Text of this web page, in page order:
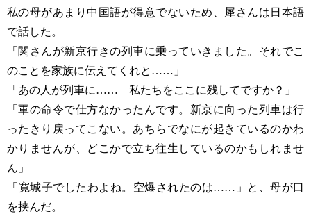
私の母があまり中国語が得意でないため、犀さんは日本語
で話した。
「関さんが新京行きの列車に乗っていきました。それでこ
のことを家族に伝えてくれと……」
「あの人が列車に…… 私たちをここに残してですか？」
「軍の命令で仕方なかったんです。新京に向った列車は行
ったきり戻ってこない。あちらでなにが起きているのかわ
かりませんが、どこかで立ち往生しているのかもしれませ
ん」
「寛城子でしたわよね。空爆されたのは……」と、母が口
を挟んだ。